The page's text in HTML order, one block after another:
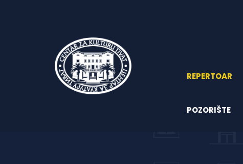
REPERTOAR
POZORIŠTE